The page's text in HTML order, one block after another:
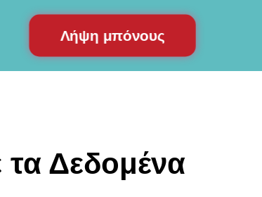
Λήψη μπόνους
τα Δεδομένα